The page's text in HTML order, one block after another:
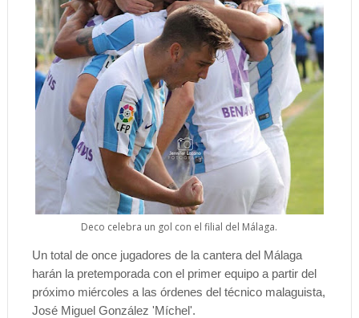
Deco celebra un gol con el filial del Málaga.
Un total de once jugadores de la cantera del Málaga
harán la pretemporada con el primer equipo a partir del
próximo miércoles a las órdenes del técnico malaguista,
José Miguel González 'Míchel'.